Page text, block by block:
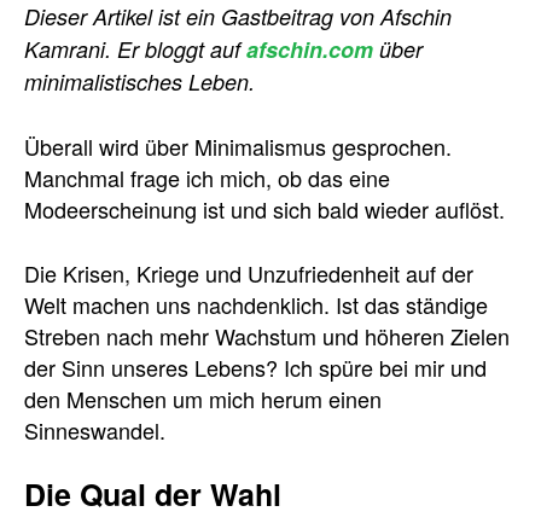
Dieser Artikel ist ein Gastbeitrag von Afschin
Kamrani. Er bloggt aufafschin.com über
minimalistisches Leben.
Überall wird über Minimalismus gesprochen.
Manchmal frage ich mich, ob das eine
Modeerscheinung ist und sich bald wieder auflöst.
Die Krisen, Kriege und Unzufriedenheit auf der
Welt machen uns nachdenklich. Ist das ständige
Streben nach mehr Wachstum und höheren Zielen
der Sinn unseres Lebens? Ich spüre bei mir und
den Menschen um mich herum einen
Sinneswandel.
Die Qual der Wahl